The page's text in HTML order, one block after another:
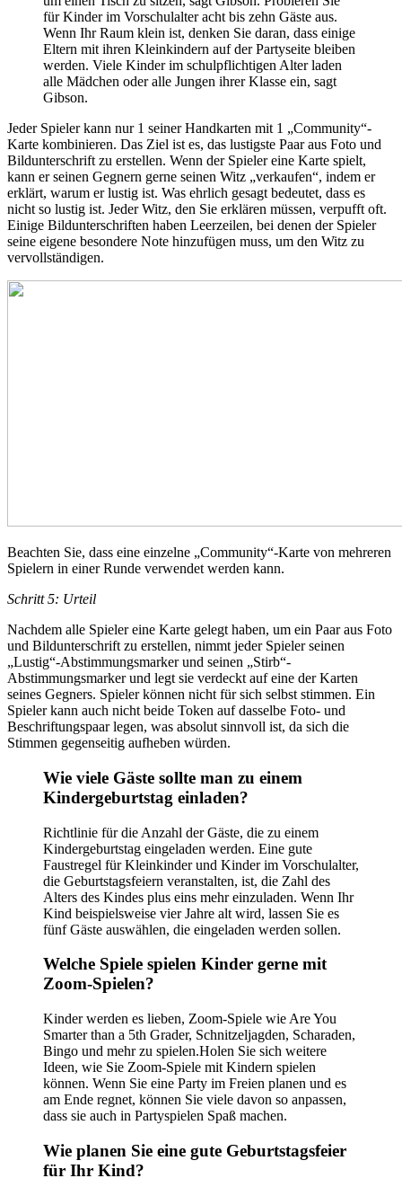
für Kinder im Vorschulalter acht bis zehn Gäste aus.
Wenn Ihr Raum klein ist, denken Sie daran, dass einige
Eltern mit ihren Kleinkindern auf der Partyseite bleiben
werden. Viele Kinder im schulpflichtigen Alter laden
alle Mädchen oder alle Jungen ihrer Klasse ein, sagt
Gibson.
Jeder Spieler kann nur 1 seiner Handkarten mit 1 „Community“-
Karte kombinieren. Das Ziel ist es, das lustigste Paar aus Foto und
Bildunterschrift zu erstellen. Wenn der Spieler eine Karte spielt,
kann er seinen Gegnern gerne seinen Witz „verkaufen“, indem er
erklärt, warum er lustig ist. Was ehrlich gesagt bedeutet, dass es
nicht so lustig ist. Jeder Witz, den Sie erklären müssen, verpufft oft.
Einige Bildunterschriften haben Leerzeilen, bei denen der Spieler
seine eigene besondere Note hinzufügen muss, um den Witz zu
vervollständigen.
Beachten Sie, dass eine einzelne „Community“-Karte von mehreren
Spielern in einer Runde verwendet werden kann.
Schritt 5: Urteil
Nachdem alle Spieler eine Karte gelegt haben, um ein Paar aus Foto
und Bildunterschrift zu erstellen, nimmt jeder Spieler seinen
„Lustig“-Abstimmungsmarker und seinen „Stirb“-
Abstimmungsmarker und legt sie verdeckt auf eine der Karten
seines Gegners. Spieler können nicht für sich selbst stimmen. Ein
Spieler kann auch nicht beide Token auf dasselbe Foto- und
Beschriftungspaar legen, was absolut sinnvoll ist, da sich die
Stimmen gegenseitig aufheben würden.
Wie viele Gäste sollte man zu einem
Kindergeburtstag einladen?
Richtlinie für die Anzahl der Gäste, die zu einem
Kindergeburtstag eingeladen werden. Eine gute
Faustregel für Kleinkinder und Kinder im Vorschulalter,
die Geburtstagsfeiern veranstalten, ist, die Zahl des
Alters des Kindes plus eins mehr einzuladen. Wenn Ihr
Kind beispielsweise vier Jahre alt wird, lassen Sie es
fünf Gäste auswählen, die eingeladen werden sollen.
Welche Spiele spielen Kinder gerne mit
Zoom-Spielen?
Kinder werden es lieben, Zoom-Spiele wie Are You
Smarter than a 5th Grader, Schnitzeljagden, Scharaden,
Bingo und mehr zu spielen.Holen Sie sich weitere
Ideen, wie Sie Zoom-Spiele mit Kindern spielen
können. Wenn Sie eine Party im Freien planen und es
am Ende regnet, können Sie viele davon so anpassen,
dass sie auch in Partyspielen Spaß machen.
Wie planen Sie eine gute Geburtstagsfeier
für Ihr Kind?